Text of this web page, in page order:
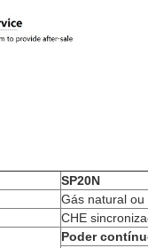
SP20N
Gás natural ou
CHE
Poder